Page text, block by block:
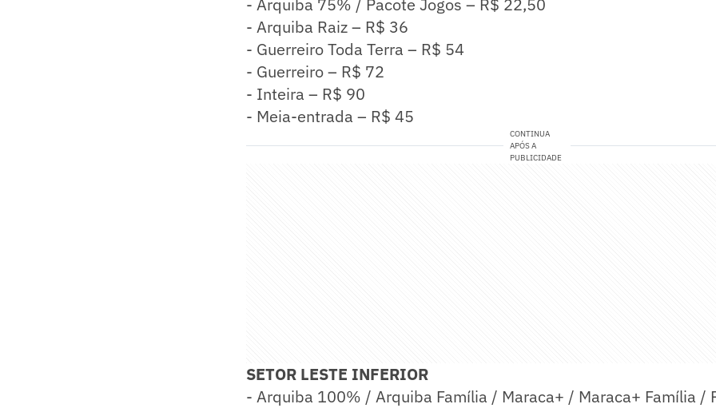
- Arquiba 75% / Pacote Jogos – R$ 22,50
- Arquiba Raiz – R$ 36
- Guerreiro Toda Terra – R$ 54
- Guerreiro – R$ 72
- Inteira – R$ 90
- Meia-entrada – R$ 45
CONTINUA
APÓS A
PUBLICIDADE
SETOR LESTE INFERIOR
- Arquiba 100% / Arquiba Família / Maraca+ / Maraca+ Família /